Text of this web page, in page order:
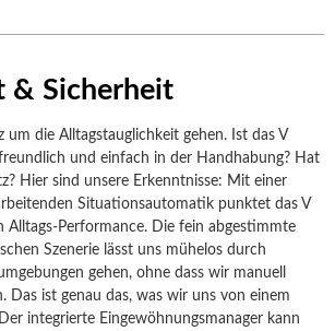
& Sicherheit
um die Alltagstauglichkeit gehen. Ist das V
und einfach in der Handhabung? Hat
Hier sind unsere Erkenntnisse: Mit einer
Situationsautomatik punktet das V
Alltags-Performance. Die fein abgestimmte
Szenerie lässt uns mühelos durch
gehen, ohne dass wir manuell
Das ist genau das, was wir uns von einem
integrierte Eingewöhnungsmanager kann